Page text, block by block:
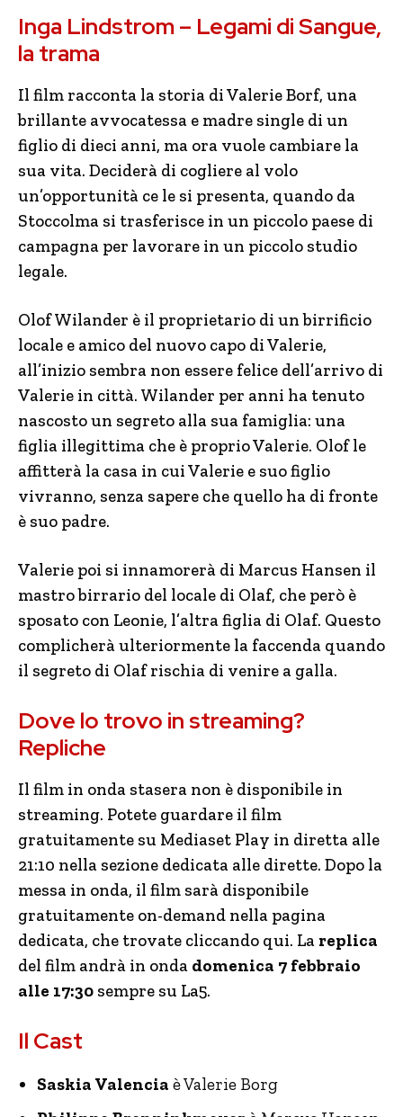
Inga Lindstrom – Legami di Sangue,
la trama
Il film racconta la storia di Valerie Borf, una
brillante avvocatessa e madre single di un
figlio di dieci anni, ma ora vuole cambiare la
sua vita. Deciderà di cogliere al volo
un’opportunità ce le si presenta, quando da
Stoccolma si trasferisce in un piccolo paese di
campagna per lavorare in un piccolo studio
legale.
Olof Wilander è il proprietario di un birrificio
locale e amico del nuovo capo di Valerie,
all’inizio sembra non essere felice dell’arrivo di
Valerie in città. Wilander per anni ha tenuto
nascosto un segreto alla sua famiglia: una
figlia illegittima che è proprio Valerie. Olof le
affitterà la casa in cui Valerie e suo figlio
vivranno, senza sapere che quello ha di fronte
è suo padre.
Valerie poi si innamorerà di Marcus Hansen il
mastro birrario del locale di Olaf, che però è
sposato con Leonie, l’altra figlia di Olaf. Questo
complicherà ulteriormente la faccenda quando
il segreto di Olaf rischia di venire a galla.
Dove lo trovo in streaming?
Repliche
Il film in onda stasera non è disponibile in
streaming. Potete guardare il film
gratuitamente su Mediaset Play in diretta alle
21:10 nella sezione dedicata alle dirette. Dopo la
messa in onda, il film sarà disponibile
gratuitamente on-demand nella pagina
dedicata, che trovate cliccando qui. La replica
del film andrà in onda domenica 7 febbraio
alle 17:30 sempre su La5.
Il Cast
Saskia Valencia è Valerie Borg